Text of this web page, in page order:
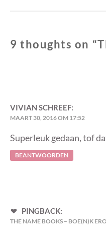
9 thoughts on “
VIVIANSCHREEF:
MAART 30, 2016 OM 17:52
Superleuk gedaan, tof
BEANTWOORDEN
PINGBACK:
THE NAME BOOKS – BOE(N)K